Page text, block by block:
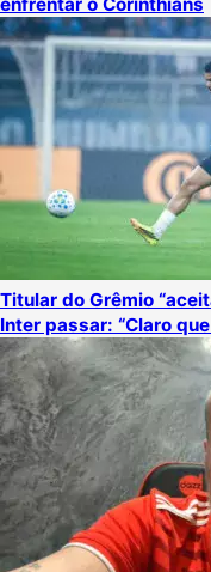
Titular do Grêmio
Inter passar: “Claro